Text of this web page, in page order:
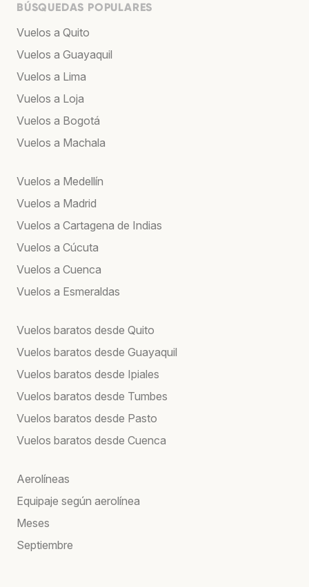
BÚSQUEDAS POPULARES
Vuelos a Quito
Vuelos a Guayaquil
Vuelos a Lima
Vuelos a Loja
Vuelos a Bogotá
Vuelos a Machala
Vuelos a Medellín
Vuelos a Madrid
Vuelos a Cartagena de Indias
Vuelos a Cúcuta
Vuelos a Cuenca
Vuelos a Esmeraldas
Vuelos baratos desde Quito
Vuelos baratos desde Guayaquil
Vuelos baratos desde Ipiales
Vuelos baratos desde Tumbes
Vuelos baratos desde Pasto
Vuelos baratos desde Cuenca
Aerolíneas
Equipaje según aerolínea
Meses
Septiembre